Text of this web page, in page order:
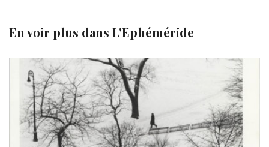
En voir plus dans L'Ephéméride